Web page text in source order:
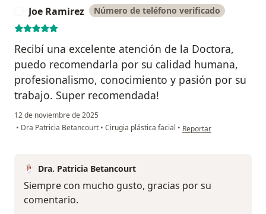
Joe Ramirez Número de teléfono verificado
Recibí una excelente atención de la Doctora,
puedo recomendarla por su calidad humana,
profesionalismo, conocimiento y pasión por su
trabajo. Super recomendada!
12 de noviembre de 2025
• Dra Patricia Betancourt • Cirugia plástica facial • en opinión del usuario
Reportar
Dra. Patricia Betancourt
Siempre con mucho gusto, gracias por su
comentario.